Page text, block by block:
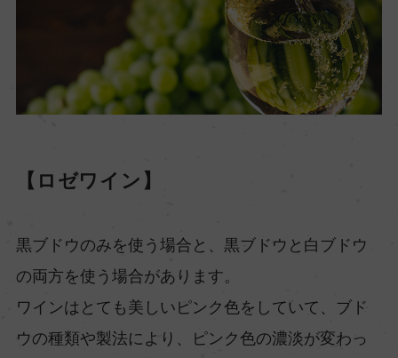
【ロゼワイン】
黒ブドウのみを使う場合と、黒ブドウと白ブドウ
の両方を使う場合があります。
ワインはとても美しいピンク色をしていて、ブド
ウの種類や製法により、ピンク色の濃淡が変わっ